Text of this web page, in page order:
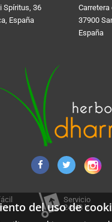
Spí­ritus, 36
España
Carretera
37900
España
Servicio
24-48 h.
del uso de